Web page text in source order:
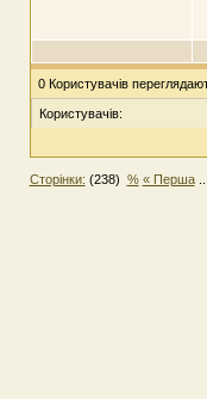
0 Користувачів
Користувачів:
Сторінки: (238) % « Перша...